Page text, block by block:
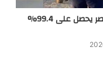
بائع جائل في مصر يحصل على 99.4%